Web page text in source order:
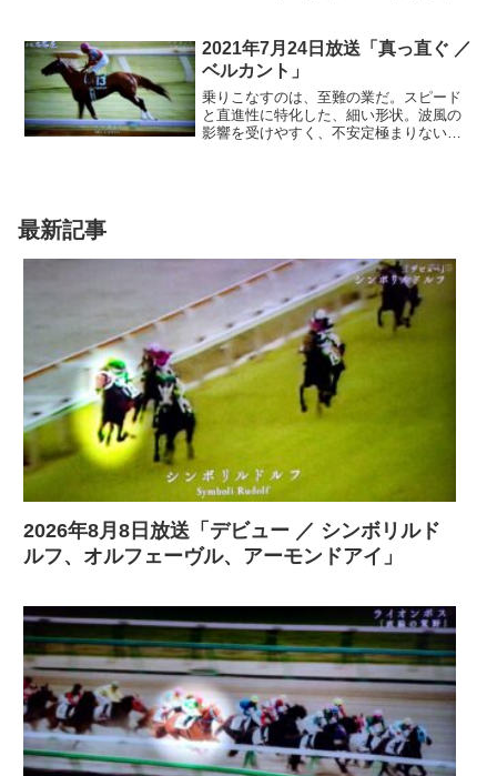
れな演奏を絶賛されども、同じ人間とし
ては扱われない。黒人には、専用のガイ
ドブックが必要だった。困難な旅は、友
情を育む。彼らの行動は、分断を乗り越
え、希望を教えてくれた…
2021年7月24日放送「真っ直ぐ ／
ベルカント」
乗りこなすのは、至難の業だ。スピード
と直進性に特化した、細い形状。波風の
影響を受けやすく、不安定極まりない。
しぶきさえも、華麗に魅せて…
最新記事
2026年8月8日放送「デビュー ／ シンボリルド
ルフ、オルフェーヴル、アーモンドアイ」